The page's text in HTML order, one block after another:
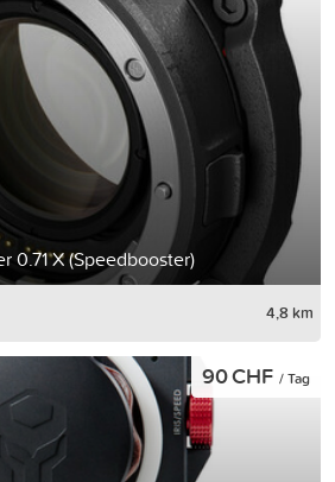
0.71 X (Speedbooster)
4,8 km
90 CHF / Tag